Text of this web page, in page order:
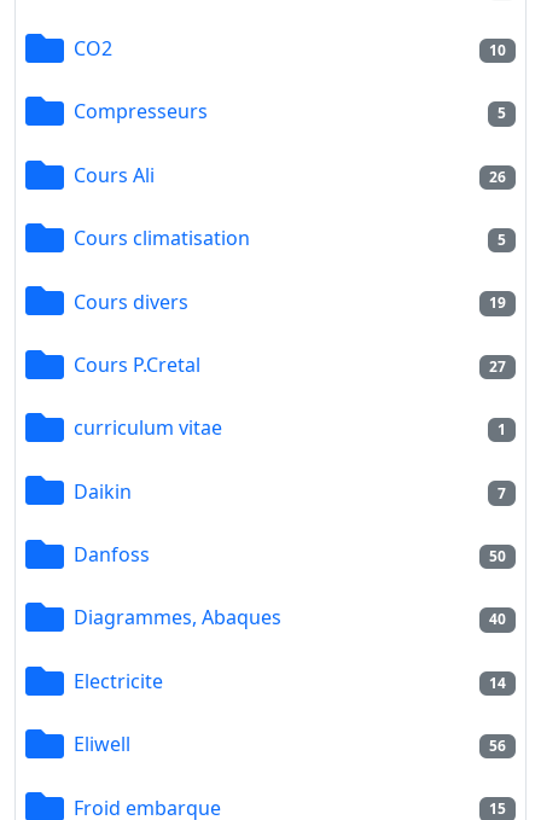
CO2 10
Compresseurs 5
Cours Ali 26
Cours climatisation 5
Cours divers 19
Cours P.Cretal 27
curriculum vitae 1
Daikin 7
Danfoss 50
Diagrammes, Abaques 40
Electricite 14
Eliwell 56
Froid embarque 15